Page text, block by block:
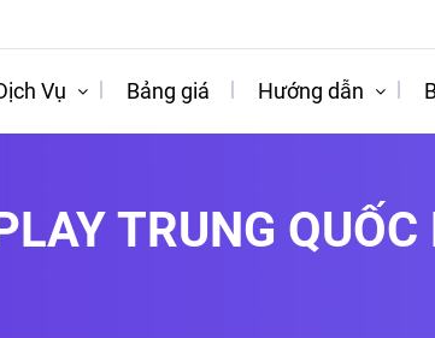
Vụ Bảng giá Hướng dẫn
TRUNG